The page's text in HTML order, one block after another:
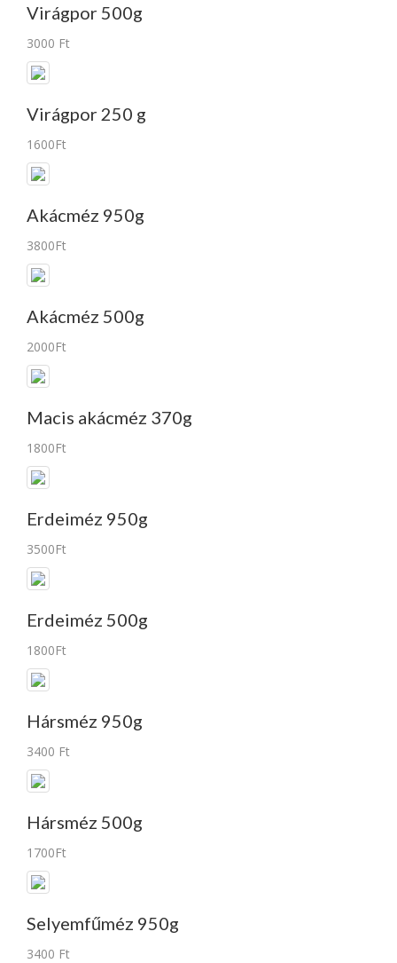
Virágpor 500g
3000 Ft
Virágpor 250 g
1600Ft
Akácméz 950g
3800Ft
Akácméz 500g
2000Ft
Macis akácméz 370g
1800Ft
Erdeiméz 950g
3500Ft
Erdeiméz 500g
1800Ft
Hársméz 950g
3400 Ft
Hársméz 500g
1700Ft
Selyemfűméz 950g
3400 Ft